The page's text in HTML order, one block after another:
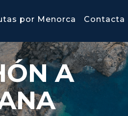
por Menorca Contacta
A